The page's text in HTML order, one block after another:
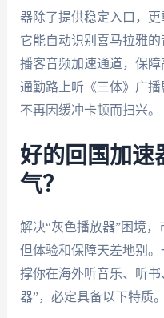
器除了提供稳定入口，更
它能自动识别喜马拉雅
播客音频加速通道，保障
通勤路上听《三体》广播
不再因缓冲卡顿而扫兴。
好的回国加速
气？
解决“灰色播放器”困境，
但体验和保障天差地别
撑你在海外听音乐、听
器”，必定具备以下特质。